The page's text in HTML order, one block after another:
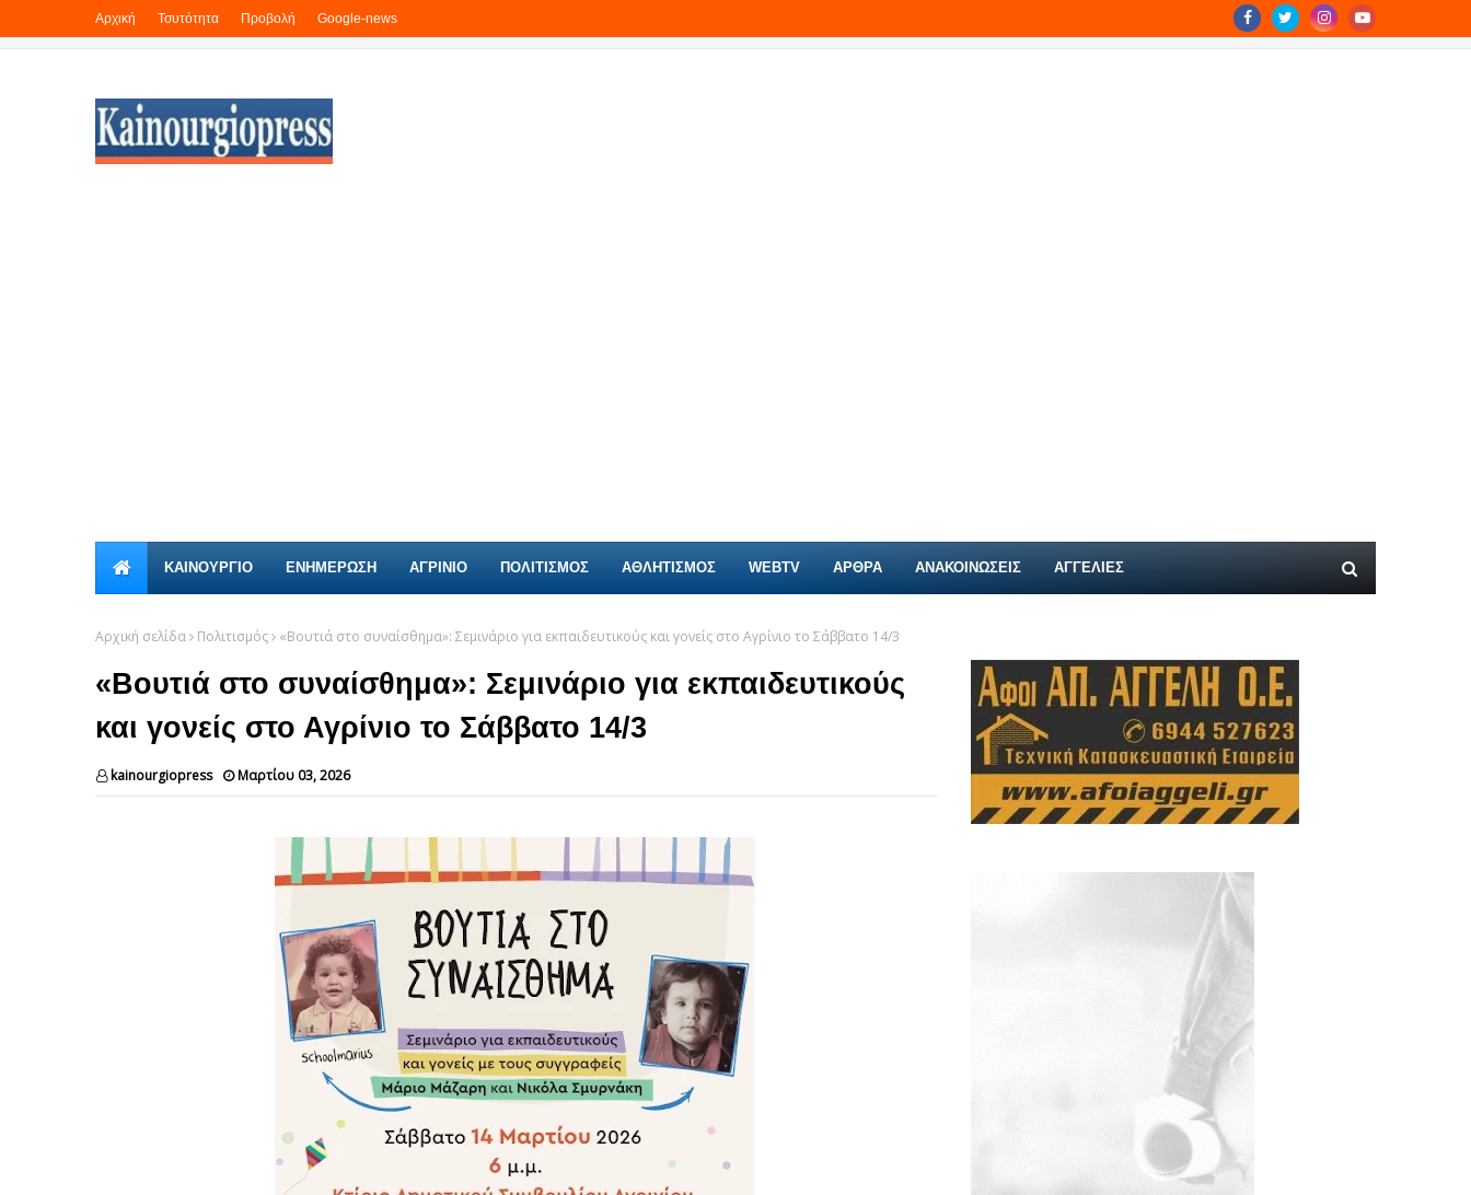
Αρχική Τσυτότητα Προβολή Google-news
ΚΑΙΝΟΎΡΓΙΟ ΕΝΗΜΕΡΩΣΗ ΑΓΡΙΝΙΟ ΠΟΛΙΤΙΣΜΟΣ ΑΘΛΗΤΙΣΜΟΣ WEBTV ΑΡΘΡΑ ΑΝΑΚΟΙΝΩΣΕΙΣ ΑΓΓΕΛΊΕΣ
Αρχική σελίδα Πολιτισμός «Βουτιά στο συναίσθημα»: Σεμινάριο για εκπαιδευτικούς και γονείς στο Αγρίνιο το Σάββατο 14/3
«Βουτιά στο συναίσθημα»: Σεμινάριο για εκπαιδευτικούς
και γονείς στο Αγρίνιο το Σάββατο 14/3
kainourgiopress Μαρτίου 03, 2026